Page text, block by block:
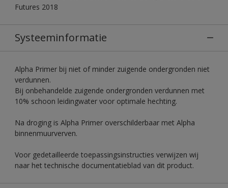
Futures 2018
Systeeminformatie
Alpha Primer bij niet of minder zuigende ondergronden niet
verdunnen.
Bij onbehandelde zuigende ondergronden verdunnen met
10% schoon leidingwater voor optimale hechting.
Na droging is Alpha Primer overschilderbaar met Alpha
binnenmuurverven.
Voor gedetailleerde toepassingsinstructies verwijzen wij
naar het technische documentatieblad van dit product.